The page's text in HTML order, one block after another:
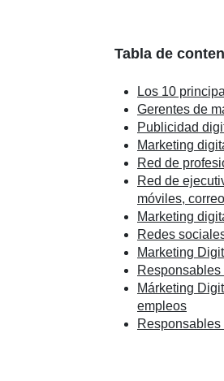
Tabla de
Los 10
Gerentes de
Publicidad
Marketing
Red de
Red de
móviles,
Marketing
Redes
Marketing
Responsables
Márketing
empleos